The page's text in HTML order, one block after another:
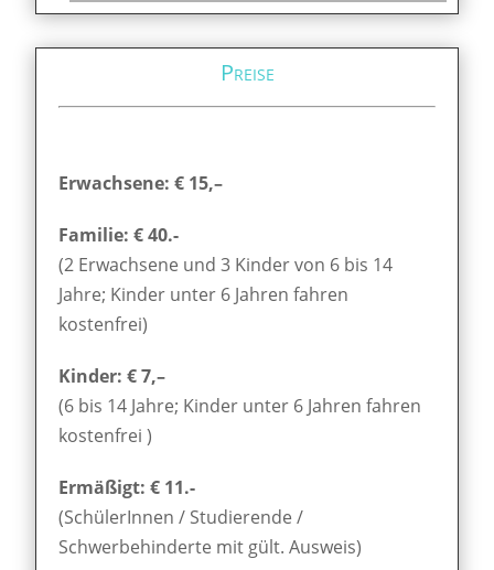
Preise
Erwachsene: € 15,–
Familie: € 40.-
(2 Erwachsene und 3 Kinder von 6 bis 14
Jahre; Kinder unter 6 Jahren fahren
kostenfrei)
Kinder: € 7,–
(6 bis 14 Jahre; Kinder unter 6 Jahren fahren
kostenfrei )
Ermäßigt: € 11.-
(SchülerInnen / Studierende /
Schwerbehinderte mit gült. Ausweis)